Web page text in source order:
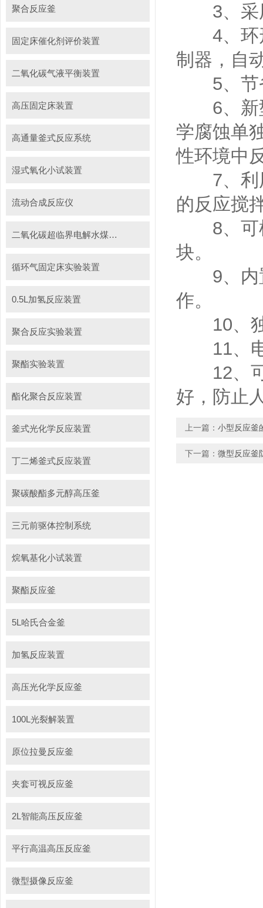
聚合反应釜
固定床催化剂评价装置
二氧化碳气液平衡装置
高压固定床装置
高通量釜式反应系统
湿式氧化小试装置
流动合成反应仪
二氧化碳超临界电解水煤浆制甲烷装置
循环气固定床实验装置
0.5L加氢反应装置
聚合反应实验装置
聚酯实验装置
酯化聚合反应装置
釜式光化学反应装置
丁二烯釜式反应装置
聚碳酸酯多元醇高压釜
三元前驱体控制系统
烷氧基化小试装置
聚酯反应釜
5L哈氏合金釜
加氢反应装置
高压光化学反应釜
100L光裂解装置
原位拉曼反应釜
夹套可视反应釜
2L智能高压反应釜
平行高温高压反应釜
微型摄像反应釜
3、采用
4、环形
制器，自
5、节省
6、新型
学腐蚀单
性环境中
7、利用
的反应搅
8、可根
块。
9、内置
作。
10、独
11、电
12、可
好，防止
上一篇： 小型反应釜
下一篇： 微型反应釜